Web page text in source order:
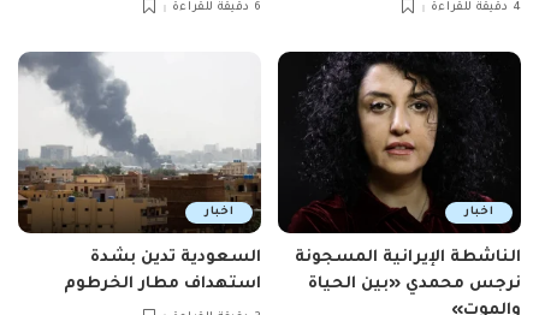
4 دقيقة للقراءة 6 دقيقة للقراءة
اخبار
الناشطة الإيرانية المسجونة
نرجس محمدي «بين الحياة
والموت»
اخبار
السعودية تدين بشدة
استهداف مطار الخرطوم